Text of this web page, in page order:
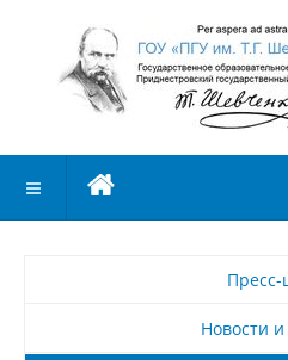
Пресс-
Новости